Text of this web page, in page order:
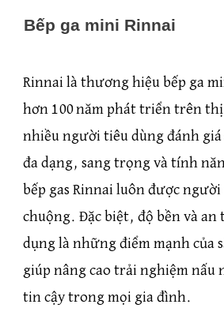
Bếp ga mini Rinnai
Rinnai là thương hiệu bếp ga
hơn 100 năm phát triển trên
nhiều người tiêu dùng đánh
đa dạng, sang trọng và tính
bếp gas Rinnai luôn được
chuộng. Đặc biệt, độ bền và an
dụng là những điểm mạnh của
giúp nâng cao trải nghiệm nấu
tin cậy trong mọi gia đình.